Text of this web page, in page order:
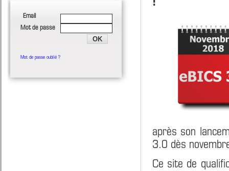
après son
3.0 dès
Ce site de